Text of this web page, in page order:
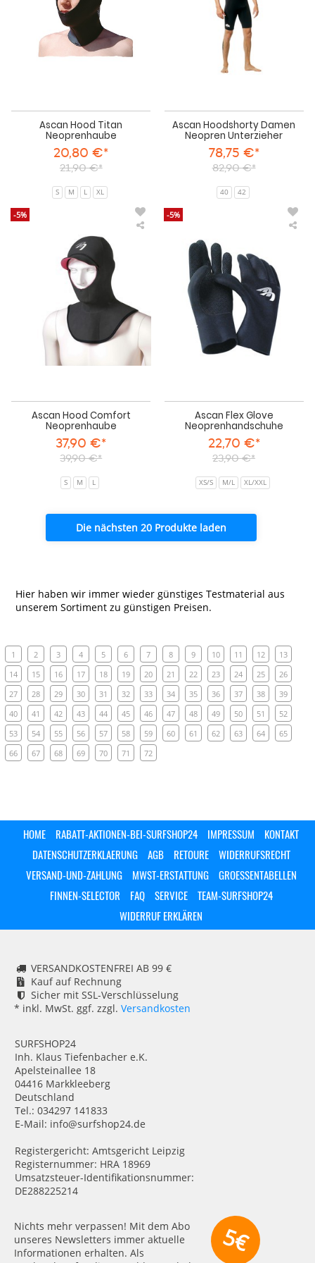
Ascan Hood Titan
Neoprenhaube
20,80 €*
21,90 €*
S M L XL
Ascan Hoodshorty Damen
Neopren Unterzieher
78,75 €*
82,90 €*
40 42
-5%
Ascan Hood Comfort
Neoprenhaube
37,90 €*
39,90 €*
S M L
Neoprenhaube
-5%
Ascan Flex Glove
Neoprenhandschuhe
22,70 €*
23,90 €*
XS/S M/L XL/XXL
Die nächsten 20 Produkte laden
Hier haben wir immer wieder günstiges Testmaterial aus
unserem Sortiment zu günstigen Preisen.
1 2 3 4 5 6 7 8 9 10 11 12
13
14
15 16 17 18 19 20 21 22 23 24 25
26
27
28 29 30 31 32 33 34 35 36 37 38
39
40
41 42 43 44 45 46 47 48 49 50 51
52
53
54 55 56 57 58 59 60 61 62 63 64
65
66
67 68 69 70 71 72
HOME RABATT-AKTIONEN-BEI-SURFSHOP24 IMPRESSUM
KONTAKT
DATENSCHUTZERKLAERUNG
AGB RETOURE
WIDERRUFSRECHT
VERSAND-UND-ZAHLUNG
MWST-ERSTATTUNG
GROESSENTABELLEN
FINNEN-SELECTOR
FAQ SERVICE
TEAM-SURFSHOP24
WIDERRUF ERKLÄREN
VERSANDKOSTENFREI AB 99 €
Kauf auf Rechnung
Sicher mit SSL-Verschlüsselung
* inkl. MwSt. ggf. zzgl. Versandkosten
SURFSHOP24
Inh. Klaus Tiefenbacher e.K.
Apelsteinallee 18
04416 Markkleeberg
Deutschland
Tel.: 034297 141833
E-Mail: info@surfshop24.de
Registergericht: Amtsgericht Leipzig
Registernummer: HRA 18969
Umsatzsteuer-Identifikationsnummer:
DE288225214
5€
Nichts mehr verpassen! Mit dem Abo
unseres Newsletters immer aktuelle
Informationen erhalten. Als